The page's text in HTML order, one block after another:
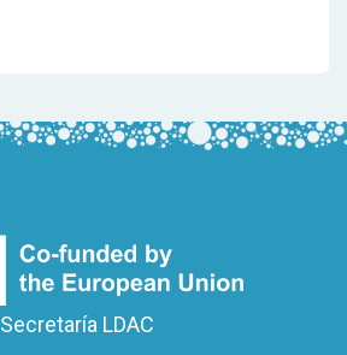
Secretaría LDAC